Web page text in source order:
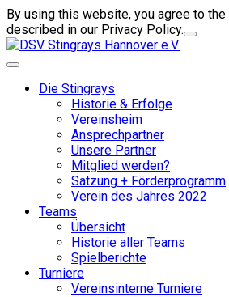
By using this website, you agree to
described in our Privacy Policy.
Die Stingrays
Historie & Erfolge
Vereinsheim
Ansprechpartner
Unsere Partner
Mitglied werden?
Satzung + Förderprogramm
Verein des Jahres 2022
Teams
Übersicht
Historie aller Teams
Spielberichte
Turniere
Vereinsinterne Turniere